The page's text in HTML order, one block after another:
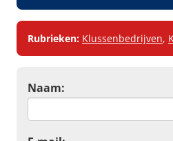
Rubrieken: Klussenbedrijven,
Naam: